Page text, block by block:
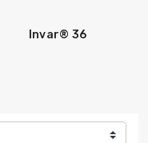
Invar® 36